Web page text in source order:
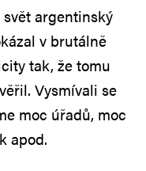
argentinský
v brutálně
tak, že tomu
Vysmívali se
moc úřadů, moc
apod.